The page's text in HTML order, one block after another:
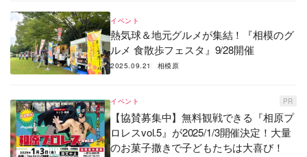
イベント
熱気球＆地元グルメが集結！『相模のグ
ルメ 食散歩フェスタ』9/28開催
2025.09.21 相模原
イベント PR
【協賛募集中】無料観戦できる『相原プ
ロレスvol.5』が2025/1/3開催決定！大量
のお菓子撒きで子どもたちは大喜び！